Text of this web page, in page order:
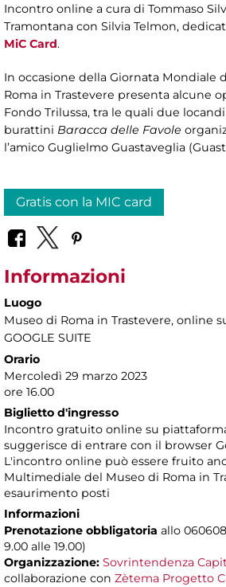
Incontro online a cura di Tommaso
Tramontana con Silvia Telmon,
MiC Card.
In occasione della Giornata Mondiale
Roma in Trastevere presenta alcune
Fondo Trilussa, tra le quali due
burattini Baracca delle Favole
l’amico Guglielmo Guastaveglia
Gratis con la MIC card
Informazioni
Luogo
Museo di Roma in Trastevere, online
GOOGLE SUITE
Orario
Mercoledì 29 marzo 2023
ore 16.00
Biglietto d'ingresso
Incontro gratuito online su piattaforma
suggerisce di entrare con il browser
L'incontro online può essere fruito
Multimediale del Museo di Roma in
esaurimento posti
Informazioni
Prenotazione obbligatoria allo
9.00 alle 19.00)
Organizzazione: Sovrintendenza
collaborazione con Zètema Progetto